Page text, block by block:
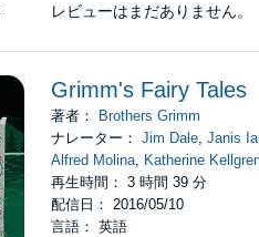
レビューはまだありません。
Grimm's Fairy Tales
著者：
Brothers Grimm
ナレーター：Jim Dale,Janis
Alfred Molina, Katherine
再生時間： 3 時間 39 分
配信日： 2016/05/10
言語： 英語